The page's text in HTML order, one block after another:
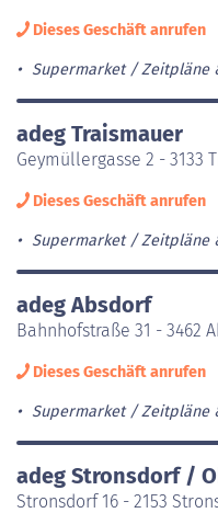
Dieses Geschäft anrufen
Supermarket Zeitpläne
adeg Traismauer
Geymüllergasse 2 - 3133
Dieses Geschäft anrufen
Supermarket Zeitpläne
adeg Absdorf
Bahnhofstraße 31 - 3462
Dieses Geschäft anrufen
Supermarket Zeitpläne
adeg Stronsdorf /
Stronsdorf 16 - 2153